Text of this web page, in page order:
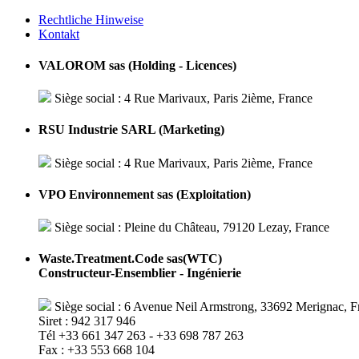
Rechtliche Hinweise
Kontakt
VALOROM sas (Holding - Licences)
Siège social : 4 Rue Marivaux, Paris 2ième, France
RSU Industrie SARL (Marketing)
Siège social : 4 Rue Marivaux, Paris 2ième, France
VPO Environnement sas (Exploitation)
Siège social : Pleine du Château, 79120 Lezay, France
Waste.Treatment.Code sas(WTC)
Constructeur-Ensemblier - Ingénierie
Siège social : 6 Avenue Neil Armstrong, 33692 Merignac,
Siret : 942 317 946
Tél +33 661 347 263 - +33 698 787 263
Fax : +33 553 668 104